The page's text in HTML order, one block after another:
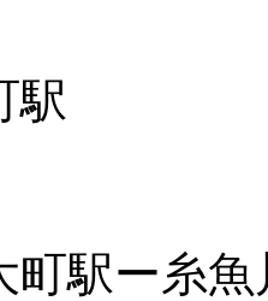
駅
町駅ー糸